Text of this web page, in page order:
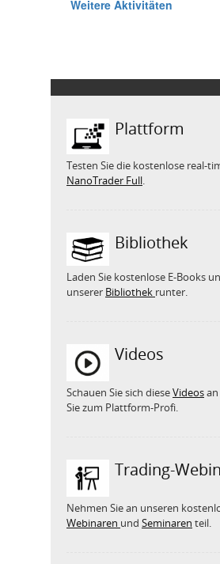
Plattform
Testen Sie die kostenlose real-
NanoTrader Full.
Bibliothek
Laden Sie kostenlose E-Books
unserer Bibliothek runter.
Videos
Schauen Sie sich dieseVideos
Sie zum Plattform-Profi.
Trading-
Nehmen Sie an unseren
Webinaren und Seminaren teil.